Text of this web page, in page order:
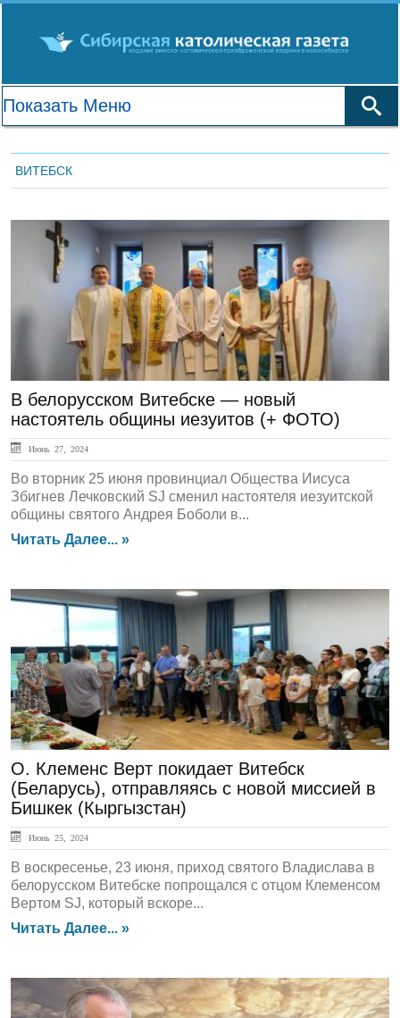
ВИТЕБСК
ЛЕНТА НОВОСТЕЙ
В белорусском Витебске — новый
настоятель общины иезуитов (+ ФОТО)
Июнь 27, 2024
Во вторник 25 июня провинциал Общества Иисуса
Збигнев Лечковский SJ сменил настоятеля иезуитской
общины святого Андрея Боболи в...
Читать Далее... »
ЛЕНТА НОВОСТЕЙ
О. Клеменс Верт покидает Витебск
(Беларусь), отправляясь с новой миссией в
Бишкек (Кыргызстан)
Июнь 25, 2024
В воскресенье, 23 июня, приход святого Владислава в
белорусском Витебске попрощался с отцом Клеменсом
Вертом SJ, который вскоре...
Читать Далее... »
In Memoriam